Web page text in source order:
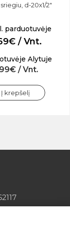
d-20x1/2"
parduotuvėje
/ Vnt.
Alytuje
/ Vnt.
Į krepšelį